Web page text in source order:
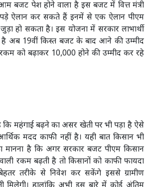
बजट पेश होने वाला है इस बजट में वित्त मंत्री
पड़े ऐलान कर सकते हैं इनमें से एक ऐलान पीएम
हो सकता है। इस योजना में सरकार लाभार्थी
अब 19वीं किस्त बजट के बाद आने की उम्मीद
को बढ़ाकर 10,000 होने की उम्मीद कर रहे
कि महंगाई बढ़ने का असर खेती पर भी पड़ा है ऐसे
मदद काफी नहीं है। यही बात किसान भी
मानना है कि अगर सरकार बजट पीएम किसान
रकम बढ़ती है तो किसानों को काफी फायदा
तरीके से निवेश कर सकेंगे इससे ग्रामीण